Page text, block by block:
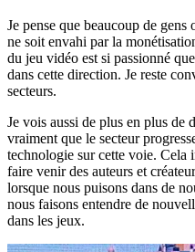
Je pense que beaucoup de
ne soit envahi par la
du jeu vidéo est si passionné
dans cette direction. Je reste
secteurs.
Je vois aussi de plus en plus de
vraiment que le secteur
technologie sur cette voie. Cela
faire venir des auteurs et
lorsque nous puisons dans de
nous faisons entendre de
dans les jeux.